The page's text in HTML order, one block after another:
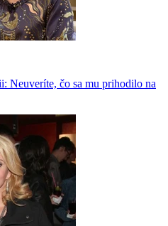
Neuveríte, čo sa mu prihodilo na